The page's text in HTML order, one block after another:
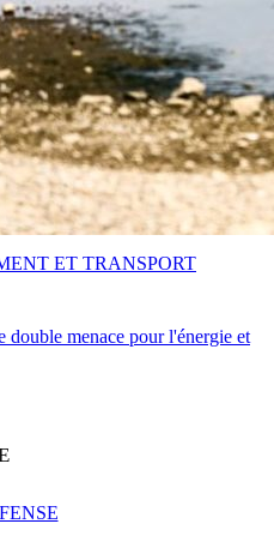
double menace pour l'énergie et
ET TRANSPORT